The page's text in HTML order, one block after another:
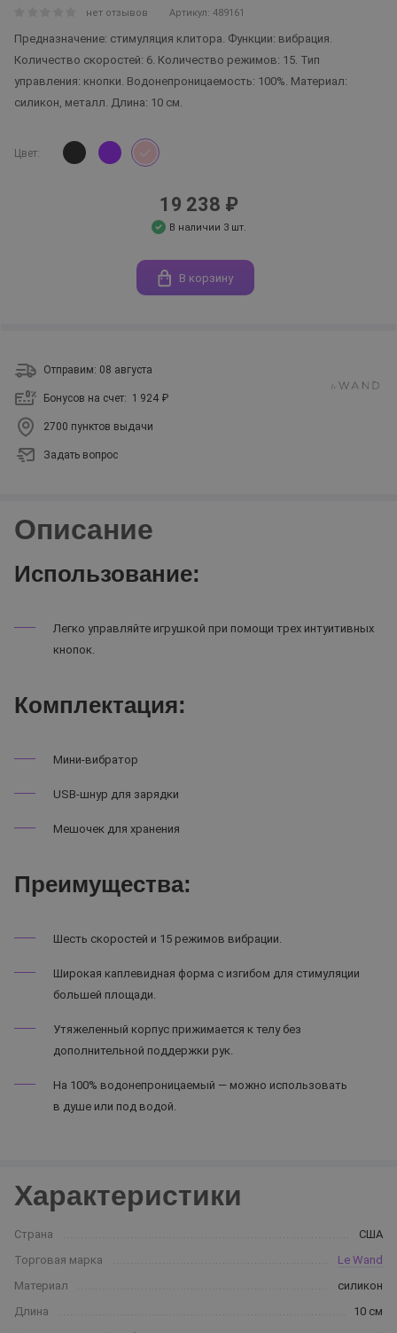
нет отзывов Артикул: 489161
Предназначение: стимуляция клитора. Функции: вибрация.
Количество скоростей: 6. Количество режимов: 15. Тип
управления: кнопки. Водонепроницаемость: 100%. Материал:
силикон, металл. Длина: 10 см.
Цвет:
19 238 ₽
В наличии 3 шт.
В корзину
Отправим: 08 августа
Бонусов на счет: 1 924 ₽
2700 пунктов выдачи
Задать вопрос
Описание
Использование:
Легко управляйте игрушкой при помощи трех интуитивных
кнопок.
Комплектация:
Мини-вибратор
USB-шнур для зарядки
Мешочек для хранения
Преимущества:
Шесть скоростей и 15 режимов вибрации.
Широкая каплевидная форма с изгибом для стимуляции
большей площади.
Утяжеленный корпус прижимается к телу без
дополнительной поддержки рук.
На 100% водонепроницаемый — можно использовать
в душе или под водой.
Характеристики
Страна
США
Торговая марка
Le Wand
Материал
силикон
Длина
10 см